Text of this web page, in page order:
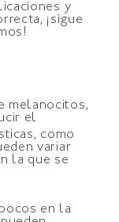
y
¡sigue
melanocitos,
el
como
variar
la que se
en la